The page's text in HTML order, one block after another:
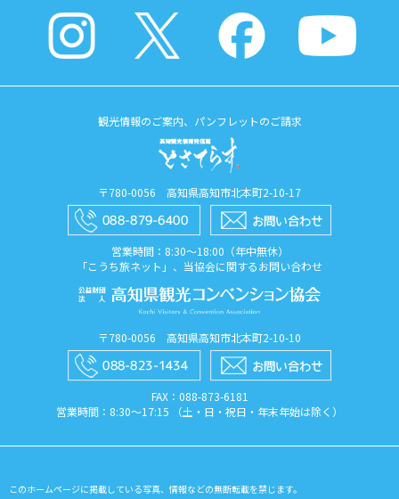
観光情報のご案内、パンフレットのご請求
〒780-0056 高知県高知市北本町2-10-17
営業時間：8:30〜18:00（年中無休）
「こうち旅ネット」、当協会に関するお問い合わせ
〒780-0056 高知県高知市北本町2-10-10
FAX：088​-873​-6181
営業時間：8:30〜17:15 （土・日・祝日・年末年始は除く）
このホームページに掲載している写真、情報などの無断転載を禁じます。